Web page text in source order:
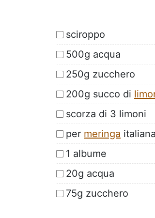
sciroppo
500g acqua
250g zucchero
200g succo di
scorza di 3 limoni
per meringa italiana
1 albume
20g acqua
75g zucchero